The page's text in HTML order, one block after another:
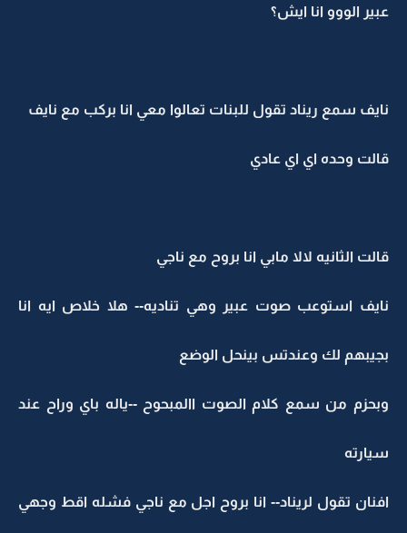
عبير الووو انا ايش؟
نايف سمع ريناد تقول للبنات تعالوا معي انا بركب مع نايف
قالت وحده اي اي عادي
قالت الثانيه لالا مابي انا بروح مع ناجي
نايف استوعب صوت عبير وهي تناديه-- هلا خلاص ايه انا
بجيبهم لك وعندتس بينحل الوضع
وبحزم من سمع كلام الصوت االمبحوح --ياله باي وراح عند
سيارته
افنان تقول لريناد-- انا بروح اجل مع ناجي فشله اقط وجهي